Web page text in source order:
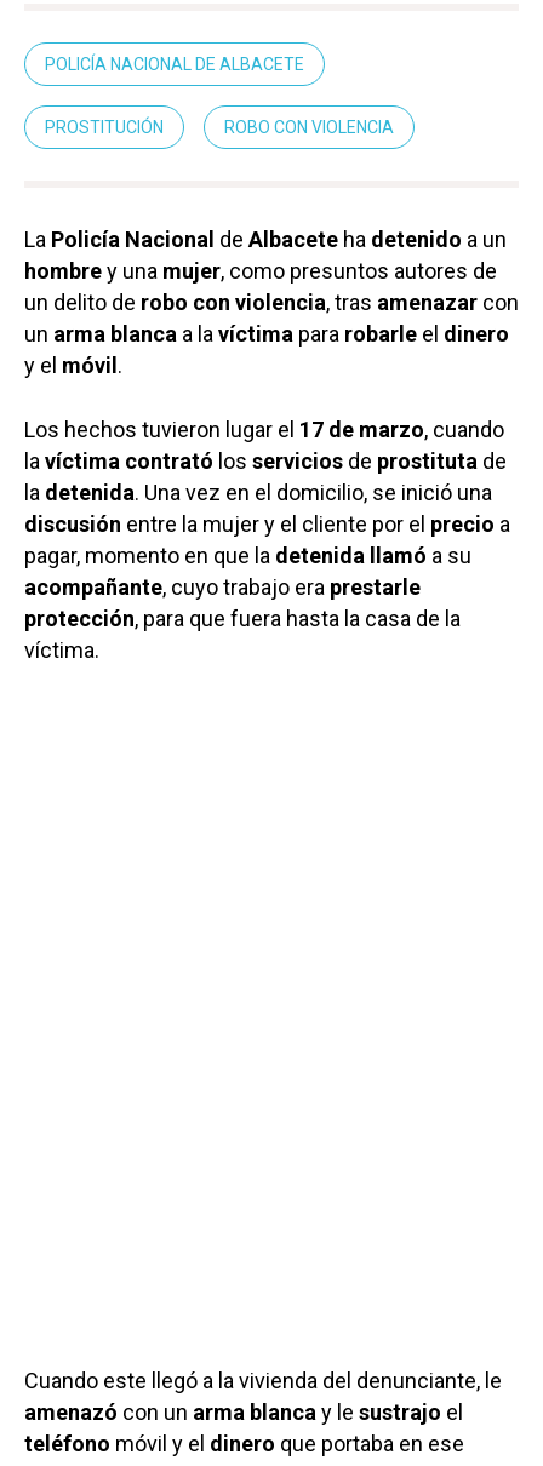
POLICÍA NACIONAL DE ALBACETE
PROSTITUCIÓN ROBO CON VIOLENCIA
La Policía Nacional de Albacete ha detenido a un
hombrey una mujer, como presuntos autores de
un delito de robo con violencia, tras amenazar con
un arma blanca a la víctima para robarle el dinero
y el móvil.
Los hechos tuvieron lugar el 17 de marzo, cuando
la víctima contrató los servicios de prostituta de
la detenida. Una vez en el domicilio, se inició una
discusión entre la mujer y el cliente por el precio a
pagar, momento en que la detenida llamó a su
acompañante, cuyo trabajo era prestarle
protección, para que fuera hasta la casa de la
víctima.
Cuando este llegó a la vivienda del denunciante, le
amenazó con un arma blanca y le sustrajo el
teléfono móvil y el dinero que portaba en ese